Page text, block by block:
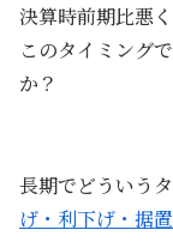
決算時前期比悪
このタイミング
か？
長期でどういう
げ・利下げ・据